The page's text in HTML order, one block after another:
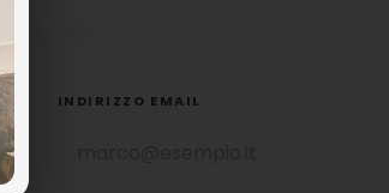
INDIRIZZO EMAIL